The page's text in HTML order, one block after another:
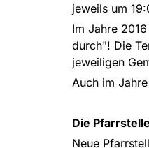
jeweils um
Im Jahre
durch"! Die
jeweiligen
Auch im
Die
Neue